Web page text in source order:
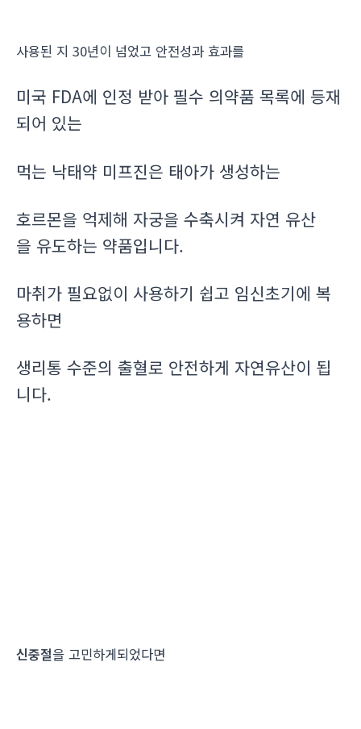
사용된 지 30년이 넘었고 안전성과 효과를
미국 FDA에 인정 받아 필수 의약품 목록에 등재
되어 있는
먹는 낙태약 미프진은 태아가 생성하는
호르몬을 억제해 자궁을 수축시켜 자연 유산
을 유도하는 약품입니다.
마취가 필요없이 사용하기 쉽고 임신초기에 복
용하면
생리통 수준의 출혈로 안전하게 자연유산이 됩
니다.
신중절을 고민하게되었다면